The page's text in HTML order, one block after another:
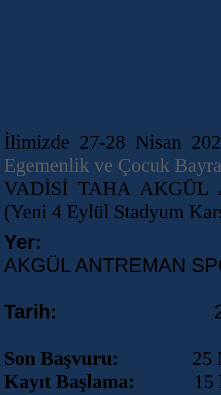
İlimizde 27-28 Nisan
Egemenlik ve Çocuk
VADİSİ TAHA AKGÜL
(Yeni 4 Eylül Stadyum
Yer:
AKGÜL ANTREMAN
Tarih: 27-28
Son Başvuru: 25
Kayıt Başlama:
15